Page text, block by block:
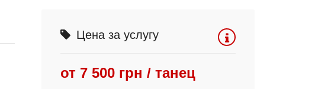
Цена за услугу
от 7 500 грн / танец